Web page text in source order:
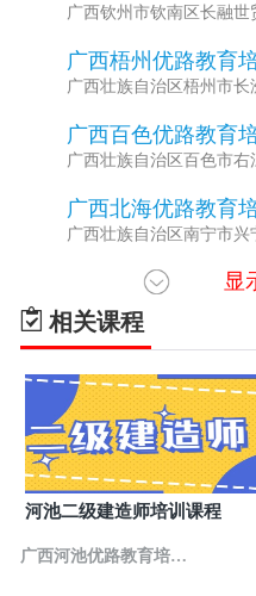
广西钦州市钦南区长融世
广西梧州优路教育
广西壮族自治区梧州市长
广西百色优路教育
广西壮族自治区百色市右
广西北海优路教育
广西壮族自治区南宁市兴
广西桂林优路教育
广西壮族自治区桂林市秀
大厦509号
广西玉林优路教育
广西壮族自治区玉林市玉
1301-1303室（南城百货旁
8 广西柳州优路教育
广西壮族自治区柳州市柳
富中心23A层11号
9 广西南宁优路教育
大厦1701室
显
相关课程
河池二级建造师培训课程
广西河池优路教育培训